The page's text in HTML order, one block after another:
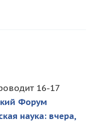
16-17
Форум
наука: вчера,